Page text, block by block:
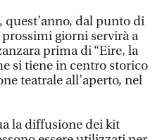
quest’anno, dal punto di
giorni servirà a
prima di “Eire, la
si tiene in centro storico
teatrale all’aperto, nel
la diffusione dei kit